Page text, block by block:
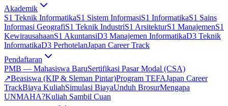
Akademik
S1 Teknik InformatikaS1 Sistem InformasiS1 InformatikaS1 Sains
Informasi GeografiS1 Teknik IndustriS1 ArsitekturS1 ManajemenS1
KewirausahaanS1 AkuntansiD3 Manajemen InformatikaD3 Teknik
InformatikaD3 PerhotelanJapan Career Track
Pendaftaran
PMB — Mahasiswa BaruSertifikasi Pasar Modal (CSA)
↗Beasiswa (KIP & Sleman Pintar)Program TEFAJapan Career
TrackBiaya KuliahSimulasi BiayaUnduh BrosurMengapa
UNMAHA?Kuliah Sambil Cuan